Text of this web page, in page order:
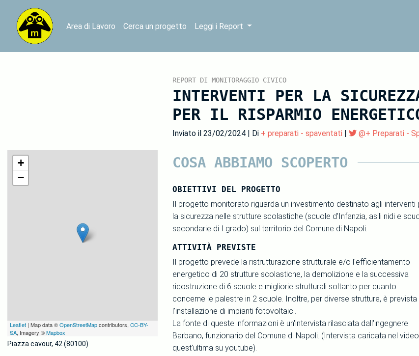
Area di Lavoro Cerca un progetto Leggi i Report
REPORT DI MONITORAGGIO CIVICO
INTERVENTI PER LA
PER IL RISPARMIO
Inviato il 23/02/2024 | Di + preparati - spaventati | @+ Preparati -
+
−
Leaflet | Map data ©OpenStreetMapcontributors, CC-BY-
SA, Imagery ©Mapbox
Piazza cavour, 42 (80100)
COSA ABBIAMO SCOPERTO
OBIETTIVI DEL PROGETTO
Il progetto monitorato riguarda un investimento destinato agli interventi
la sicurezza nelle strutture scolastiche (scuole d'Infanzia, asili nidi e
secondarie di I grado) sul territorio del Comune di Napoli.
ATTIVITÀ PREVISTE
Il progetto prevede la ristrutturazione strutturale e/o l'efficientamento
energetico di 20 strutture scolastiche, la demolizione e la successiva
ricostruzione di 6 scuole e migliorie strutturali soltanto per quanto
concerne le palestre in 2 scuole. Inoltre, per diverse strutture, è prevista
l'installazione di impianti fotovoltaici.
La fonte di queste informazioni è un'intervista rilasciata dall'ingegnere
Barbano, funzionario del Comune di Napoli. (Intervista caricata nel
quest'ultima su youtube).